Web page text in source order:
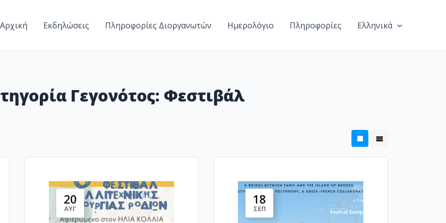
Αρχική Εκδηλώσεις Πληροφορίες Διοργανωτών Ημερολόγιο Πληροφορίες Ελληνικά
Γεγονότος: Φεστιβάλ
20
ΑΥΓ
18
ΣΕΠ